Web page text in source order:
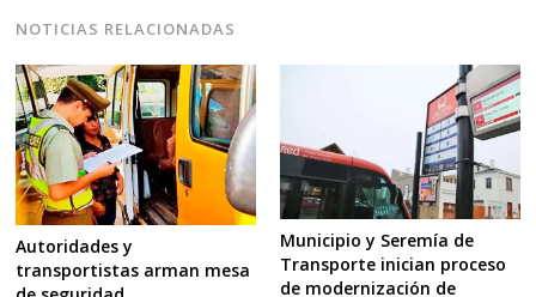
NOTICIAS RELACIONADAS
Autoridades y
transportistas arman mesa
Municipio y Seremía de
Transporte inician proceso
de modernización de